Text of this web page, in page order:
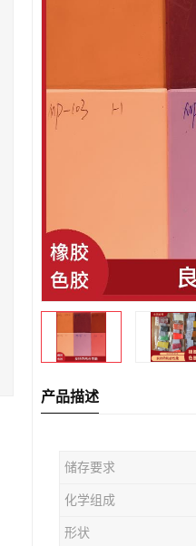
产品描述
储存要求
化学组成
形状